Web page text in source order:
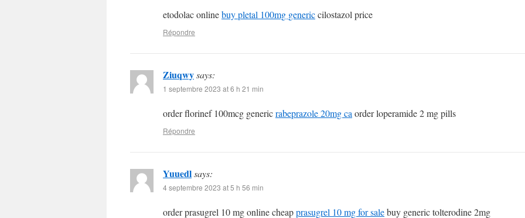
etodolac onlinebuy pletal 100mg genericcilostazol price
Répondre
Ziuqwysays:
1 septembre 2023 at 6 h 21 min
order florinef 100mcg genericrabeprazole 20mg ca order loperamide 2 mg pills
Répondre
Yuuedlsays:
4 septembre 2023 at 5 h 56 min
order prasugrel 10 mg online cheapprasugrel 10 mg for salebuy generic tolterodine 2mg